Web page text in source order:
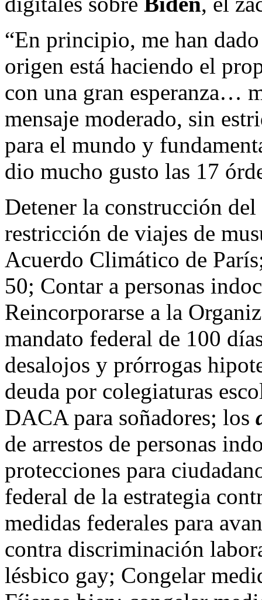
“En principio, me han
origen está haciendo el
con una gran esperanza…
mensaje moderado, sin
para el mundo y
dio mucho gusto las 17
Detener la construcción
restricción de viajes de
Acuerdo Climático de
50; Contar a personas
Reincorporarse a la
mandato federal de 100
desalojos y prórrogas
deuda por colegiaturas
DACA para soñadores; los
de arrestos de personas
protecciones para
federal de la estrategia
medidas federales para
contra discriminación
lésbico gay; Congelar